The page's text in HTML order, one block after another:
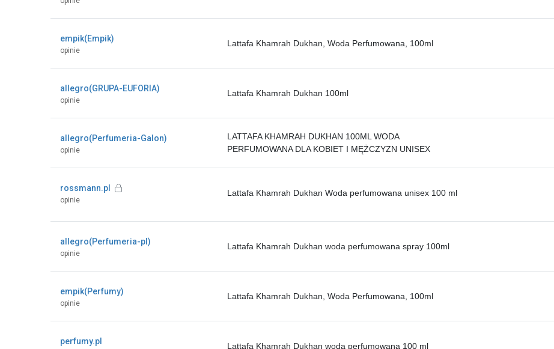
empik(Empik)
opinie
Lattafa Khamrah Dukhan, Woda Perfumowana, 100ml
allegro(GRUPA-EUFORIA)
opinie
Lattafa Khamrah Dukhan 100ml
allegro(Perfumeria-Galon)
opinie
LATTAFA KHAMRAH DUKHAN 100ML WODA
PERFUMOWANA DLA KOBIET I MĘŻCZYZN UNISEX
rossmann.pl
opinie
Lattafa Khamrah Dukhan Woda perfumowana unisex 100 ml
allegro(Perfumeria-pl)
opinie
Lattafa Khamrah Dukhan woda perfumowana spray 100ml
empik(Perfumy)
opinie
Lattafa Khamrah Dukhan, Woda Perfumowana, 100ml
perfumy.pl Lattafa Khamrah Dukhan woda perfumowana 100 ml